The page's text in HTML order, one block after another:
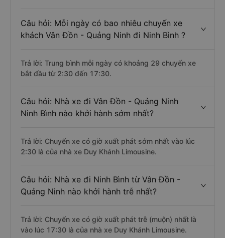
Câu hỏi: Mỗi ngày có bao nhiêu chuyến xe
khách Vân Đồn - Quảng Ninh đi Ninh Bình ?
Trả lời: Trung bình mỗi ngày có khoảng 29 chuyến xe
bắt đầu từ 2:30 đến 17:30.
Câu hỏi: Nhà xe đi Vân Đồn - Quảng Ninh
Ninh Bình nào khởi hành sớm nhất?
Trả lời: Chuyến xe có giờ xuất phát sớm nhất vào lúc
2:30 là của nhà xe Duy Khánh Limousine.
Câu hỏi: Nhà xe đi Ninh Bình từ Vân Đồn -
Quảng Ninh nào khởi hành trễ nhất?
Trả lời: Chuyến xe có giờ xuất phát trễ (muộn) nhất là
vào lúc 17:30 là của nhà xe Duy Khánh Limousine.